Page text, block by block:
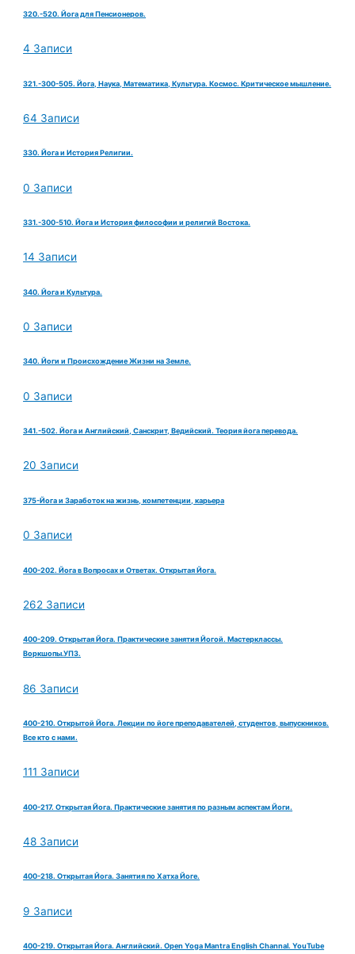
320.-520. Йога для Пенсионеров.
4 Записи
321.-300-505. Йога, Наука, Математика, Культура. Космос. Критическое мышление.
64 Записи
330. Йога и История Религии.
0 Записи
331.-300-510. Йога и История философии и религий Востока.
14 Записи
340. Йога и Культура.
0 Записи
340. Йоги и Происхождение Жизни на Земле.
0 Записи
341.-502. Йога и Английский, Санскрит, Ведийский. Теория йога перевода.
20 Записи
375-Йога и Заработок на жизнь, компетенции, карьера
0 Записи
400-202. Йога в Вопросах и Ответах. Открытая Йога.
262 Записи
400-209. Открытая Йога. Практические занятия Йогой. Мастерклассы.
Воркшопы.УПЗ.
86 Записи
400-210. Открытой Йога. Лекции по йоге преподавателей, студентов, выпускников.
Все кто с нами.
111 Записи
400-217. Открытая Йога. Практические занятия по разным аспектам Йоги.
48 Записи
400-218. Открытая Йога. Занятия по Хатха Йоге.
9 Записи
400-219. Открытая Йога. Английский. Open Yoga Mantra English Channal. YouTube